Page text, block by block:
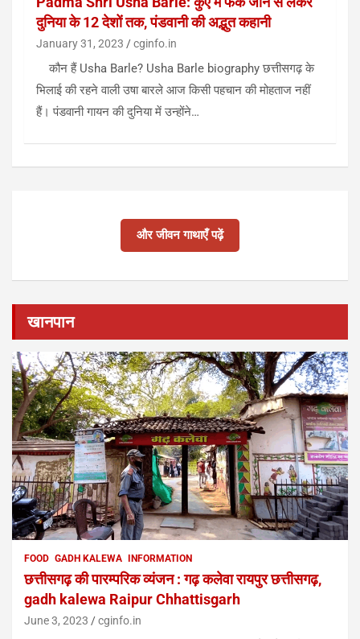
दुनिया के 12 देशों तक, पंडवानी की अद्भुत कहानी
January 31, 2023 cginfo.in
कौन हैं Usha Barle? Usha Barle biography छत्तीसगढ़ के
भिलाई की रहने वाली उषा बारले आज किसी पहचान की मोहताज नहीं
हैं। पंडवानी गायन की दुनिया में उन्होंने…
और जीवन गाथाएँ पढ़ें
खानपान
FOOD GADH KALEWA INFORMATION
छत्तीसगढ़ की पारम्परिक व्यंजन : गढ़ कलेवा रायपुर छत्तीसगढ़,
gadh kalewa Raipur Chhattisgarh
June 3, 2023 cginfo.in